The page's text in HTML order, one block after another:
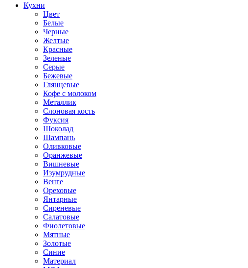
Кухни
Цвет
Белые
Черные
Желтые
Красные
Зеленые
Серые
Бежевые
Глянцевые
Кофе с молоком
Металлик
Слоновая кость
Фуксия
Шоколад
Шампань
Оливковые
Оранжевые
Вишневые
Изумрудные
Венге
Ореховые
Янтарные
Сиреневые
Салатовые
Фиолетовые
Мятные
Золотые
Синие
Материал